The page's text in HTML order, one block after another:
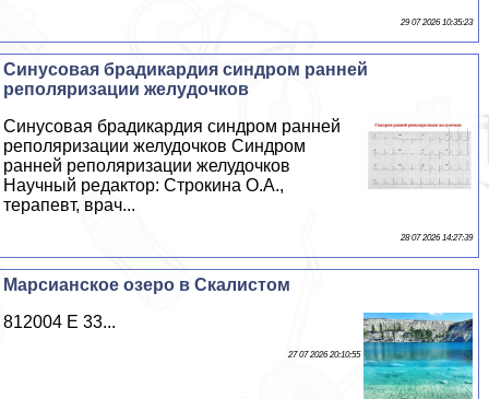
29 07 2026 10:35:23
Синусовая брадикардия синдром ранней
реполяризации желудочков
Синусовая брадикардия синдром ранней
реполяризации желудочков Синдром
ранней реполяризации желудочков
Научный редактор: Строкина О.А.,
терапевт, врач...
28 07 2026 14:27:39
Марсианское озеро в Скалистом
812004 Е 33...
27 07 2026 20:10:55